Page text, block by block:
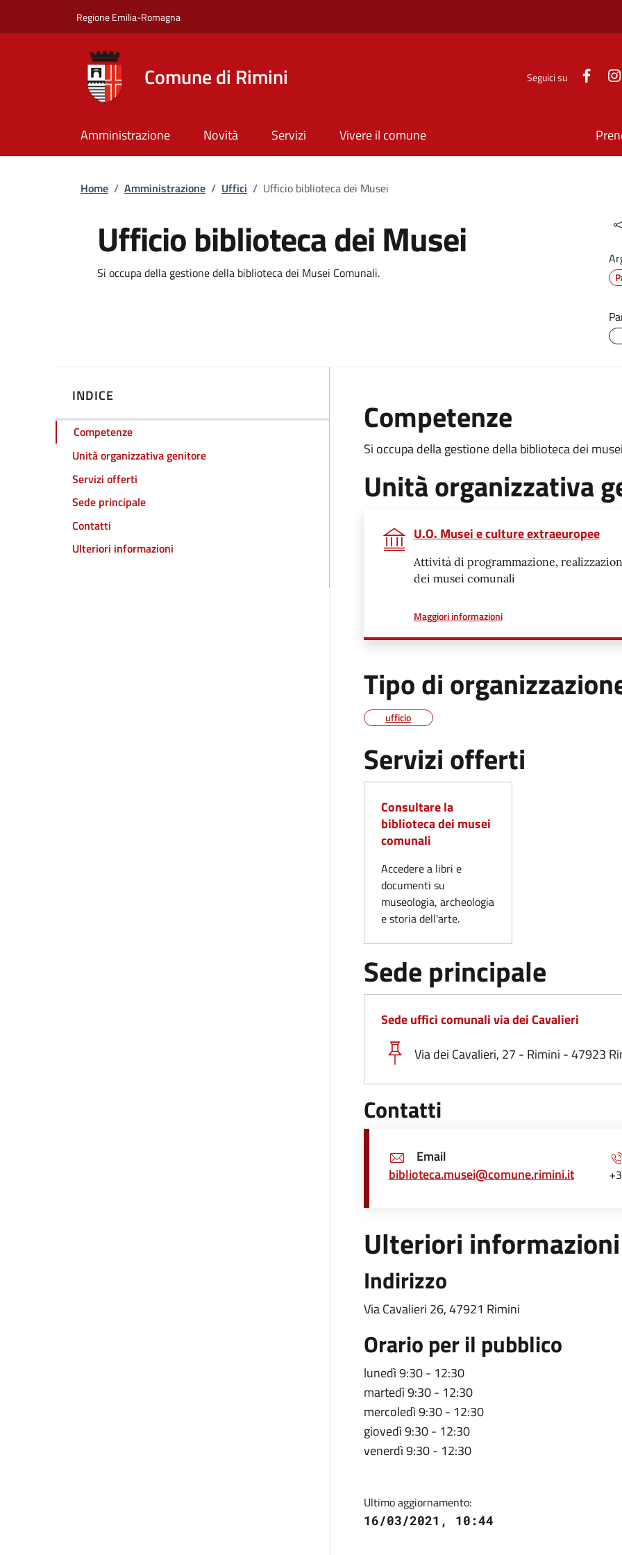
Regione Emilia-Romagna
Comune di Rimini Seguici su
Amministrazione Novità Servizi Vivere il comune
Briciole di pane
Home / Amministrazione / Uffici / Ufficio biblioteca dei Musei
Ufficio biblioteca dei Musei
Dettagli
Si occupa della gestione della biblioteca dei Musei Comunali.
INDICE
Competenze
Unità organizzativa genitore
Servizi offerti
Sede principale
Contatti
Ulteriori informazioni
Competenze
Si occupa della gestione della biblioteca dei
Unità organizzativa
U.O. Musei e culture extraeuropee
Attività di programmazione,
dei musei comunali
Maggiori informazionia proposito di
Tipo di
ufficio
Servizi offerti
Consultare la
biblioteca dei musei
comunali
Accedere a libri e
documenti su
museologia, archeologia
e storia dell'arte.
Sede principale
Sede uffici comunali via dei Cavalieri
Via dei Cavalieri, 27 - Rimini - 47923
Contatti
Email
biblioteca.musei@comune.rimini.it
Ulteriori informazioni
Indirizzo
Via Cavalieri 26, 47921 Rimini
Orario per il pubblico
lunedì 9:30 - 12:30
martedì 9:30 - 12:30
mercoledì 9:30 - 12:30
giovedì 9:30 - 12:30
venerdì 9:30 - 12:30
Ultimo aggiornamento:
16/03/2021, 10:44